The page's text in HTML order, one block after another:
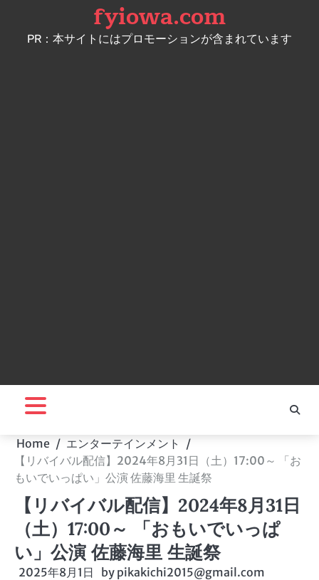
content
fyiowa.com
PR：本サイトにはプロモーションが含まれています
Home
エンターテインメント
【リバイバル配信】2024年8月31日（土）17:00～ 「お
もいでいっぱい」公演 佐藤海里 生誕祭
【リバイバル配信】2024年8月31日
（土）17:00～ 「おもいでいっぱ
い」公演 佐藤海里 生誕祭
2025年8月1日 by pikakichi2015@gmail.com